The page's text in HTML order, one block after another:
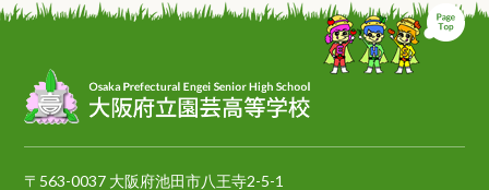
ペ
〒563-0037 大阪府池田市八王寺2-5-1